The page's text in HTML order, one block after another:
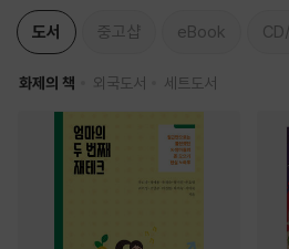
도서 중고샵 eBook
화제의 책 외국도서 세트도서